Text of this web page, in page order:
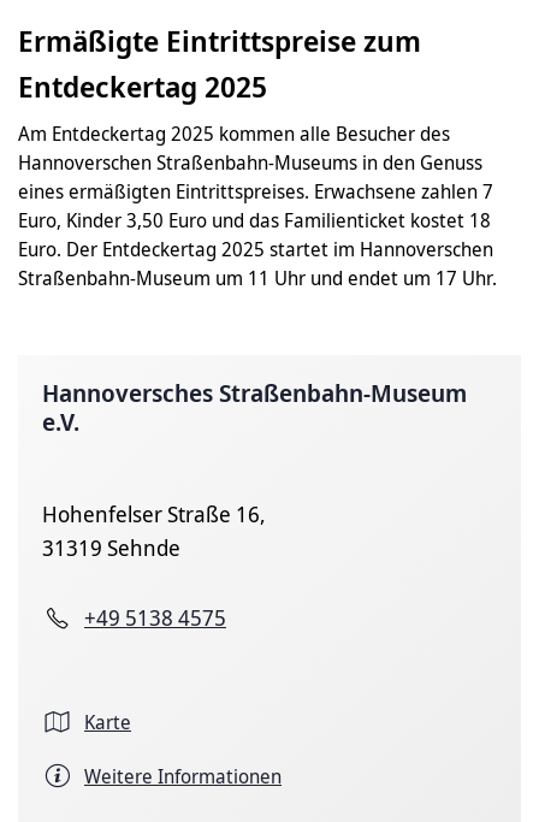
Ermäßigte Eintrittspreise zum
Entdeckertag 2025
Am Entdeckertag 2025 kommen alle Besucher des
Hannoverschen Straßenbahn-Museums in den Genuss
eines ermäßigten Eintrittspreises. Erwachsene zahlen 7
Euro, Kinder 3,50 Euro und das Familienticket kostet 18
Euro. Der Entdeckertag 2025 startet im Hannoverschen
Straßenbahn-Museum um 11 Uhr und endet um 17 Uhr.
Hannoversches Straßenbahn-Museum
e.V.
Hohenfelser Straße 16,
31319 Sehnde
+49 5138 4575
Karte
Weitere Informationen